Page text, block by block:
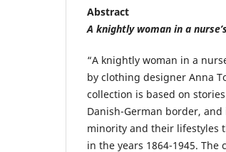
Abstract
A knightly woman in a
“A knightly woman in a
by clothing designer Anna
collection is based on
Danish-German border,
minority and their lifestyles
in the years 1864-1945.